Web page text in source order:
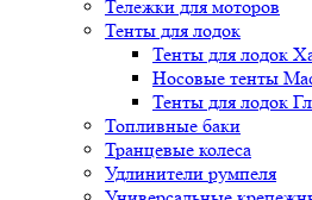
Тележки для моторов
Тенты для лодок
Тенты для лодок
Носовые тенты
Тенты для лодок
Топливные баки
Транцевые колеса
Удлинители румпеля